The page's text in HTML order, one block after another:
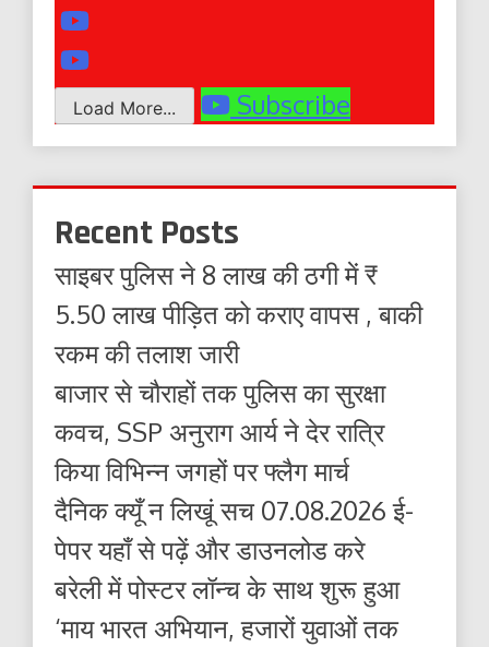
Load More... Subscribe
Recent Posts
साइबर पुलिस ने 8 लाख की ठगी में ₹
5.50 लाख पीड़ित को कराए वापस , बाकी
रकम की तलाश जारी
बाजार से चौराहों तक पुलिस का सुरक्षा
कवच, SSP अनुराग आर्य ने देर रात्रि
किया विभिन्न जगहों पर फ्लैग मार्च
दैनिक क्यूँ न लिखूं सच 07.08.2026 ई-
पेपर यहाँ से पढ़ें और डाउनलोड करे
बरेली में पोस्टर लॉन्च के साथ शुरू हुआ
‘माय भारत अभियान, हजारों युवाओं तक